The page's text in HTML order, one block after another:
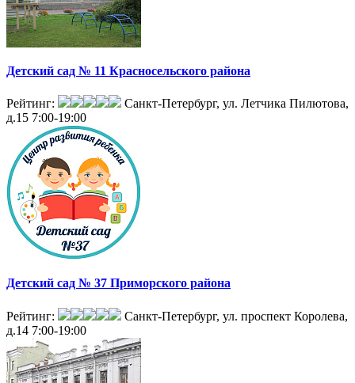
Детский сад № 11 Красносельского района
Рейтинг:
Санкт-Петербург, ул. Летчика Пилютова,
д.15 7:00-19:00
Детский сад № 37 Приморского района
Рейтинг:
Санкт-Петербург, ул. проспект Королева,
д.14 7:00-19:00